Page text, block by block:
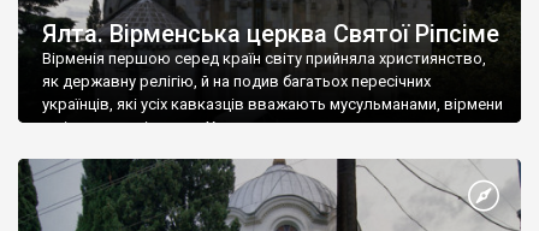
Ялта. Вірменська церква Святої Ріпсіме
Вірменія першою серед країн світу прийняла християнство,
як державну релігію, й на подив багатьох пересічних
українців, які усіх кавказців вважають мусульманами, вірмени
є відданими вірянами Христа